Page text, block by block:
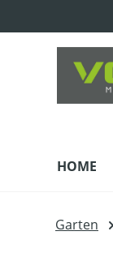
HOME
Garten